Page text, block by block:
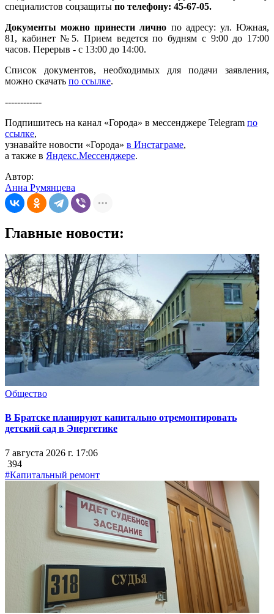
специалистов соцзащиты по телефону: 45-67-05.
Документы можно принести лично по адресу: ул. Южная,
81, кабинет №5. Прием ведется по будням с 9:00 до 17:00
часов. Перерыв - с 13:00 до 14:00.
Список документов, необходимых для подачи заявления,
можно скачать по ссылке.
------------
Подпишитесь на канал «Города» в мессенджере Telegram по
ссылке,
узнавайте новости «Города» в Инстаграме,
а также в Яндекс.Мессенджере.
Автор:
Анна Румянцева
Главные новости:
Общество
В Братске планируют капитально отремонтировать
детский сад в Энергетике
7 августа 2026 г. 17:06
394
#Капитальный ремонт